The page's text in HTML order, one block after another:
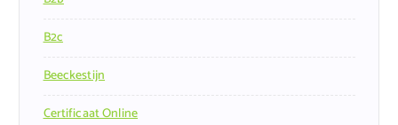
B2c
Beeckestijn
Certificaat Online